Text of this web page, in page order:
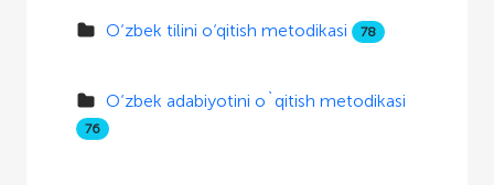
O‘zbek tilini o‘qitish metodikasi 78
O‘zbek adabiyotini o`qitish metodikasi
76